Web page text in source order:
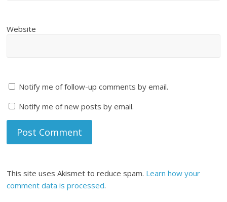
Website
Notify me of follow-up comments by email.
Notify me of new posts by email.
This site uses Akismet to reduce spam. Learn how your
comment data is processed.